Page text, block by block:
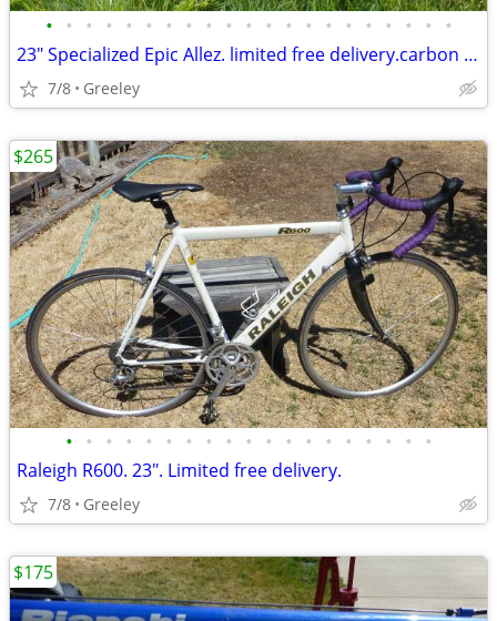
• • • • • • • • • • • • • • • • • • • • •
23" Specialized Epic Allez. limited free delivery.carbon tubes.
7/8 Greeley
• • • • • • • • • • • • • • • • • • •
Raleigh R600. 23". Limited free delivery.
7/8 Greeley
$265
$175